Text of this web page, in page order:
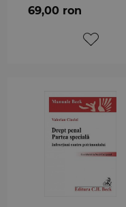
69,00 ron